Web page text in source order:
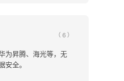
（ 6 ）
为昇腾、海光等，无
安全。